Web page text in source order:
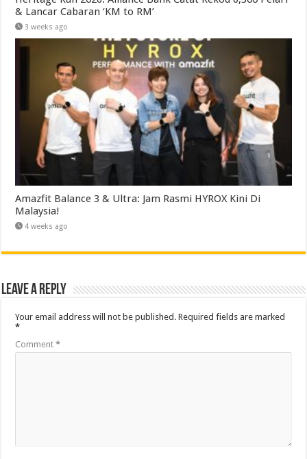
& Lancar Cabaran ‘KM to RM’
3 weeks ago
Amazfit Balance 3 & Ultra: Jam Rasmi HYROX Kini Di
Malaysia!
4 weeks ago
Leave a Reply
Your email address will not be published. Required fields are marked
*
Comment*